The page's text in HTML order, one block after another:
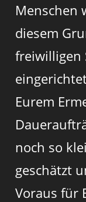
Menschen
diesem
freiwilligen
Eurem
noch so
geschätzt
Voraus für